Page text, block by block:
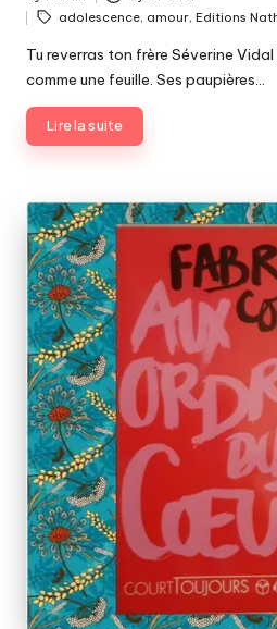
Posted
by
Tags:
adolescence, amour, Editions
Tu reverras ton frère Séverine Vidal
comme une feuille. Ses paupières…
Lire la suite